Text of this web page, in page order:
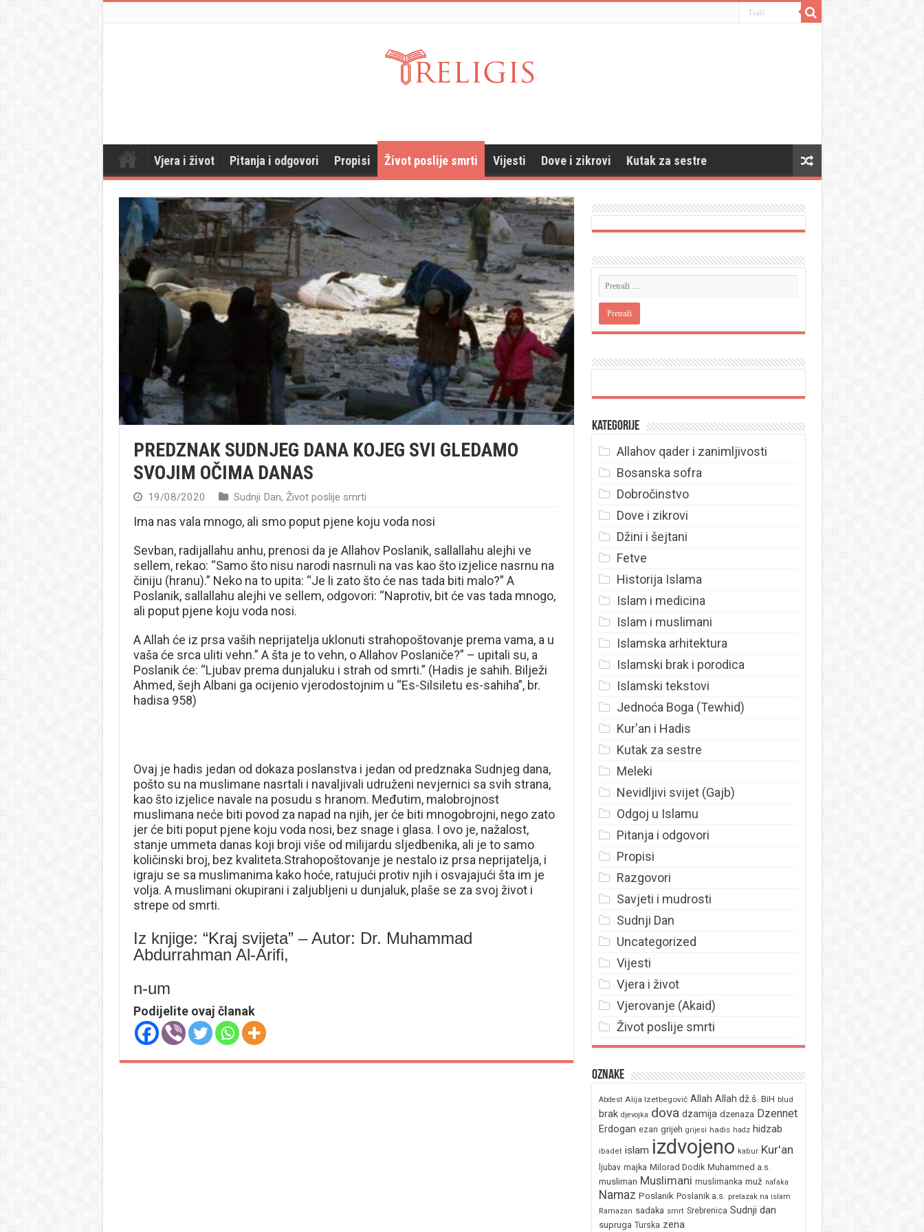
Vjera i život Pitanja i odgovori Propisi Život poslije smrti Vijesti Dove i zikrovi Kutak za sestre
PREDZNAK SUDNJEG DANA KOJEG SVI GLEDAMO
SVOJIM OČIMA DANAS
19/08/2020 Sudnji Dan, Život poslije smrti
Ima nas vala mnogo, ali smo poput pjene koju voda nosi
Sevban, radijallahu anhu, prenosi da je Allahov Poslanik, sallallahu alejhi ve
sellem, rekao: “Samo što nisu narodi nasrnuli na vas kao što izjelice nasrnu na
činiju (hranu).” Neko na to upita: “Je li zato što će nas tada biti malo?” A
Poslanik, sallallahu alejhi ve sellem, odgovori: “Naprotiv, bit će vas tada mnogo,
ali poput pjene koju voda nosi.
A Allah će iz prsa vaših neprijatelja uklonuti strahopoštovanje prema vama, a u
vaša će srca uliti vehn.” A šta je to vehn, o Allahov Poslaniče?” – upitali su, a
Poslanik će: “Ljubav prema dunjaluku i strah od smrti.” (Hadis je sahih. Bilježi
Ahmed, šejh Albani ga ocijenio vjerodostojnim u “Es-Silsiletu es-sahiha”, br.
hadisa 958)
Ovaj je hadis jedan od dokaza poslanstva i jedan od predznaka Sudnjeg dana,
pošto su na muslimane nasrtali i navaljivali udruženi nevjernici sa svih strana,
kao što izjelice navale na posudu s hranom. Međutim, malobrojnost
muslimana neće biti povod za napad na njih, jer će biti mnogobrojni, nego zato
jer će biti poput pjene koju voda nosi, bez snage i glasa. I ovo je, nažalost,
stanje ummeta danas koji broji više od milijardu sljedbenika, ali je to samo
količinski broj, bez kvaliteta.Strahopoštovanje je nestalo iz prsa neprijatelja, i
igraju se sa muslimanima kako hoće, ratujući protiv njih i osvajajući šta im je
volja. A muslimani okupirani i zaljubljeni u dunjaluk, plaše se za svoj život i
strepe od smrti.
Iz knjige: “Kraj svijeta” – Autor: Dr. Muhammad
Abdurrahman Al-Arifi,
n-um
Podijelite ovaj članak
Kategorije
Allahov qader i zanimljivosti
Bosanska sofra
Dobročinstvo
Dove i zikrovi
Džini i šejtani
Fetve
Historija Islama
Islam i medicina
Islam i muslimani
Islamska arhitektura
Islamski brak i porodica
Islamski tekstovi
Jednoća Boga (Tewhid)
Kur'an i Hadis
Kutak za sestre
Meleki
Nevidljivi svijet (Gajb)
Odgoj u Islamu
Pitanja i odgovori
Propisi
Razgovori
Savjeti i mudrosti
Sudnji Dan
Uncategorized
Vijesti
Vjera i život
Vjerovanje (Akaid)
Život poslije smrti
Oznake
Abdest Alija Izetbegović Allah Allah dž.š. BiH blud
brak djevojka dova dzamija dzenaza Dzennet
Erdogan ezan grijeh grijesi hadis hadz hidzab
ibadet islam izdvojeno kabur Kur'an
ljubav majka Milorad Dodik Muhammed a.s.
musliman Muslimani muslimanka muž nafaka
Namaz Poslanik Poslanik a.s. prelazak na islam
Ramazan sadaka smrt Srebrenica Sudnji dan
supruga Turska zena